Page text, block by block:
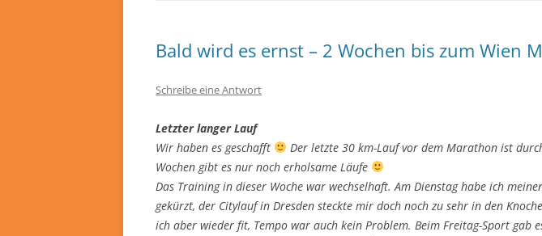
Bald wird es ernst – 2 Wochen bis zum Wien
Schreibe eine Antwort
Letzter langer Lauf
Wir haben es geschafft
Der letzte 30 km-Lauf vor dem Marathon ist
Wochen gibt es nur noch erholsame Läufe
Das Training in dieser Woche war wechselhaft. Am Dienstag habe ich
gekürzt, der Citylauf in Dresden steckte mir doch noch zu sehr in den
ich aber wieder fit, Tempo war auch kein Problem. Beim Freitag-Sport gab